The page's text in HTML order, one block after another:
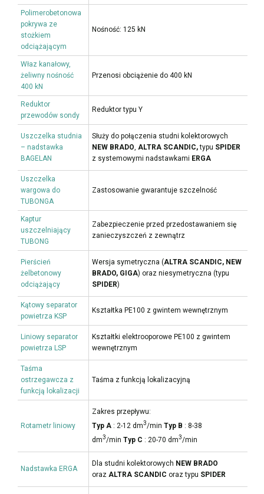
Polimerobetonowa
pokrywa ze
stożkiem
odciążającym
Nośność: 125 kN
Właz kanałowy,
żeliwny nośność
400 kN
Przenosi obciążenie do 400 kN
Reduktor
przewodów sondy
Reduktor typu Y
Uszczelka studnia
– nadstawka
BAGELAN
Służy do połączenia studni kolektorowych
NEW BRADO, ALTRA SCANDIC,typu SPIDER
z systemowymi nadstawkami ERGA
Uszczelka
wargowa do
TUBONGA
Zastosowanie gwarantuje szczelność
Kaptur
uszczelniający
TUBONG
Zabezpieczenie przed przedostawaniem się
zanieczyszczeń z zewnątrz
Pierścień
żelbetonowy
odciążający
Wersja symetryczna (ALTRA SCANDIC, NEW
BRADO, GIGA) oraz niesymetryczna (typu
SPIDER)
Kątowy separator
powietrza KSP
Kształtka PE100 z gwintem wewnętrznym
Liniowy separator
powietrza LSP
Kształtki elektrooporowe PE100 z gwintem
wewnętrznym
Taśma
ostrzegawcza z
funkcją lokalizacji
Taśma z funkcją lokalizacyjną
Rotametr liniowy
Zakres przepływu:
Typ A : 2-12 dm3/min Typ B : 8-38
dm3/min Typ C : 20-70 dm3/min
Nadstawka ERGA
Dla studni kolektorowych NEW BRADO
oraz ALTRA SCANDIC oraz typu SPIDER